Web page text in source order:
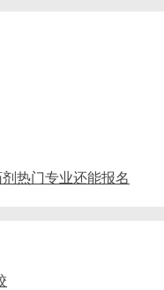
热门专业还能报名